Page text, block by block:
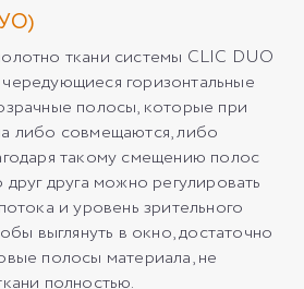
ткани системы CLIC DUO
горизонтальные
полосы, которые при
либо совмещаются, либо
такому смещению полос
друга можно регулировать
и уровень зрительного
выглянуть в окно, достаточно
полосы материала, не
полностью.